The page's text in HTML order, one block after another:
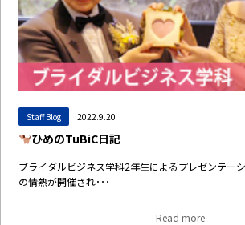
Staff Blog 2022.9.20
ひめのTuBiC日記
ブライダルビジネス学科2年生によるプレゼンテ
の情熱が開催され･･･
Read more